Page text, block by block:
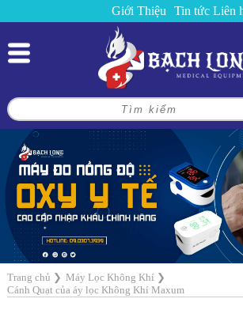
Giới Thiệu Tin tức Liên
Trang chủ ❯ Máy Lọc Không Khí ❯
Cánh Quạt của áy lọc Không Khí Maxum